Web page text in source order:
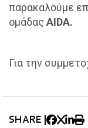
παρακαλούμε
ομάδας AIDA.
Για την
SHARE |